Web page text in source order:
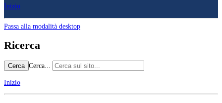
Inizio
Passa alla modalità desktop
Ricerca
Cerca Cerca...
Inizio